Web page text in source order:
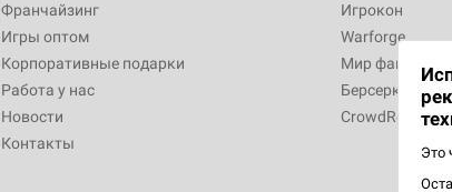
Франчайзинг
Игры оптом
Корпоративные подарки
Работа у нас
Новости
Контакты
Игрокон
Warforge
Мир
Берсерк
CrowdRepublic
Это